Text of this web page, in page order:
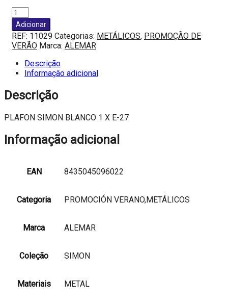
Quantidade
de
PLAFON
SIMON
BLANCO
X
Adicionar
REF: 11029 Categorias: METÁLICOS, PROMOÇÃO DE
VERÃO Marca: ALEMAR
Descrição
Informação adicional
Descrição
PLAFON SIMON BLANCO 1 X E-27
Informação adicional
EAN 8435045096022
Categoria PROMOCIÓN VERANO,METÁLICOS
Marca ALEMAR
Coleção SIMON
Materiais METAL